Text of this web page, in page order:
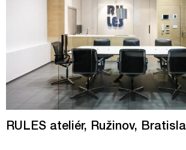
RULES ateliér, Ružinov,